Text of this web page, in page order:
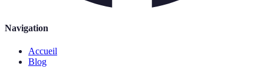
Navigation
Accueil
Blog